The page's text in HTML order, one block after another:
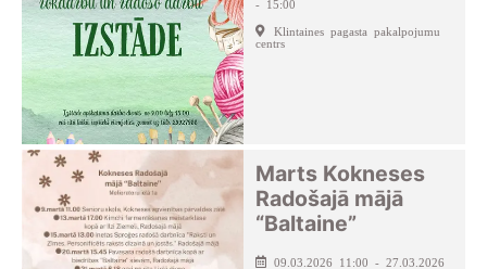
- 15:00
Klintaines pagasta pakalpojumu
centrs
Marts Kokneses
Radošajā mājā
“Baltaine”
09.03.2026 11:00 - 27.03.2026